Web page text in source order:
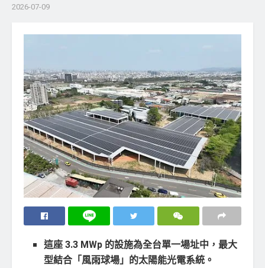
2026-07-09
這座 3.3 MWp 的設施為全台單一場址中，最大
型結合「風雨球場」的太陽能光電系統。